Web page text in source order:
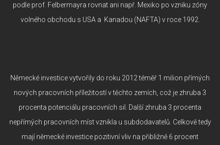
podle prof. Felbermayra rovnat ani např. Mexiko po vzniku zóny
volného obchodu s USA a Kanadou (NAFTA) v roce 1992.
Německé investice vytvořily do roku 2012 téměř 1 milion přímých
nových pracovních příležitostí v těchto zemích, což je zhruba 3
procenta potenciálu pracovních sil. Další zhruba 3 procenta
nepřímých pracovních míst vznikla u subdodavatelů. Celkově tedy
mají německé investice pozitivní vliv na přibližně 6 procent